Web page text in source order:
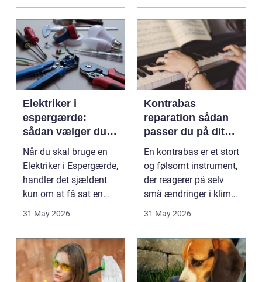
Elektriker i
espergærde:
sådan vælger du
trygt og sikkert
Når du skal bruge en
Elektriker i Espergærde,
handler det sjældent
kun om at få sat en
lampe op. El-...
31 May 2026
Kontrabas
reparation sådan
passer du på dit
instrument
En kontrabas er et stort
og følsomt instrument,
der reagerer på selv
små ændringer i klima,
fugt og ...
31 May 2026